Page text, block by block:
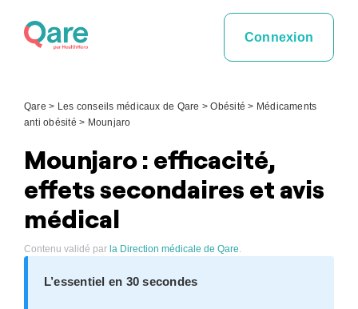
Connexion
Qare > Les conseils médicaux de Qare >Obésité > Médicaments
anti obésité > Mounjaro
Mounjaro : efficacité,
effets secondaires et avis
médical
Contenu validé par la Direction médicale de Qare.
L’essentiel en 30 secondes